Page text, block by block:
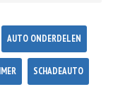
AUTO ONDERDELEN
SCHADEAUTO